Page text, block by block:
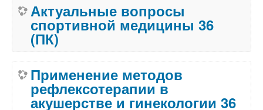
Актуальные вопросы
спортивной медицины 36
(ПК)
Применение методов
рефлексотерапии в
акушерстве и гинекологии 36